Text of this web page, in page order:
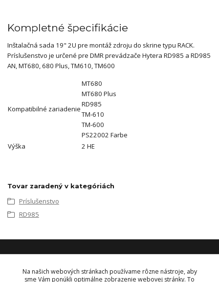
Kompletné špecifikácie
Inštalačná sada 19" 2U pre montáž zdroju do skrine typu RACK.
Príslušenstvo je určené pre DMR prevádzače Hytera RD985 a RD985
AN, MT680, 680 Plus, TM610, TM600
Kompatibilné zariadenie
MT680
MT680 Plus
RD985
TM-610
TM-600
PS22002 Farbe
Výška
2 HE
Tovar zaradený v kategóriách
Príslušenstvo
RD985
KONTAKT
Na našich webových stránkach používame rôzne nástroje, aby
sme Vám ponúkli optimálne zobrazenie webovej stránky. To